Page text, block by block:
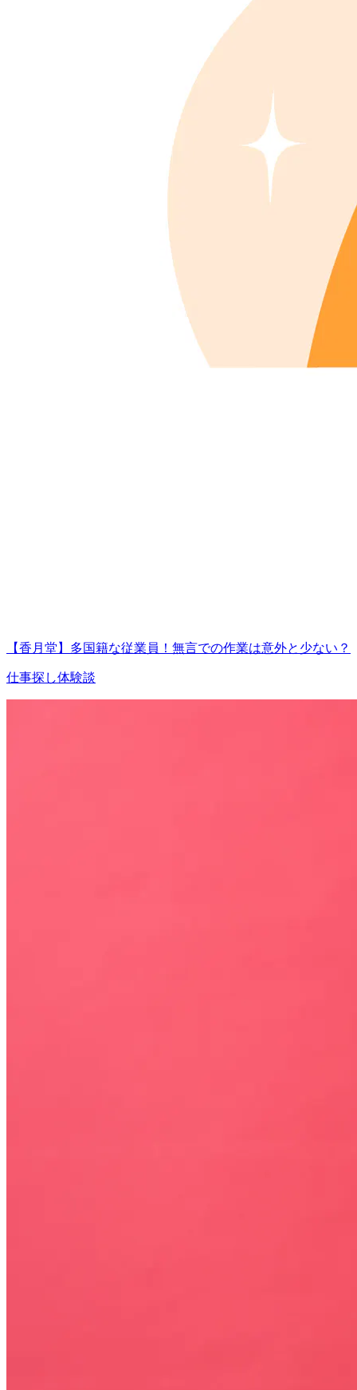
【香月堂】多国籍な従業員！無言での作業は意外と少ない？
仕事探し体験談